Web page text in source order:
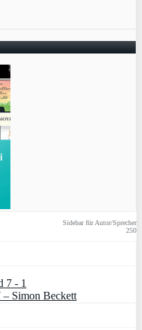
Sidebar für Autor/Sprecher
250
Simon Beckett